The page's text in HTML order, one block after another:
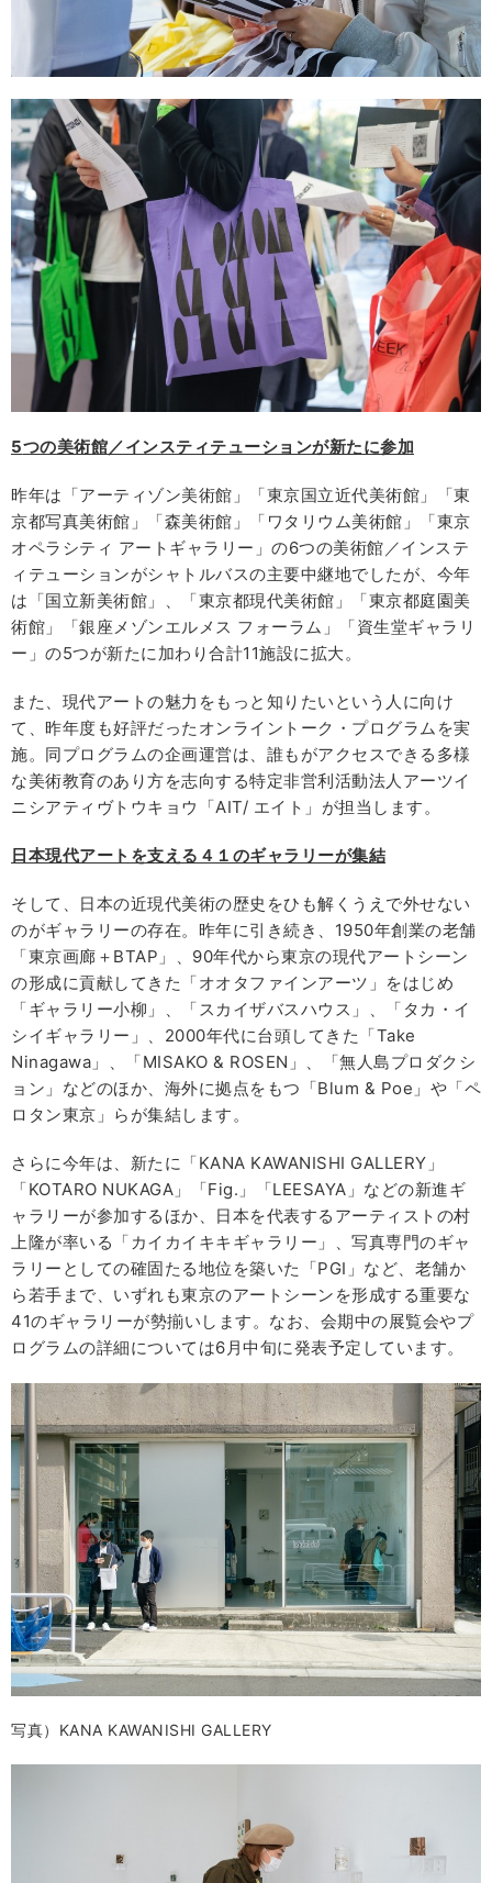
5つの美術館／インスティテューションが新たに参加
昨年は「アーティゾン美術館」「東京国立近代美術館」「東
京都写真美術館」「森美術館」「ワタリウム美術館」「東京
オペラシティ アートギャラリー」の6つの美術館／インステ
ィテューションがシャトルバスの主要中継地でしたが、今年
は「国立新美術館」、「東京都現代美術館」「東京都庭園美
術館」「銀座メゾンエルメス フォーラム」「資生堂ギャラリ
ー」の5つが新たに加わり合計11施設に拡大。
また、現代アートの魅力をもっと知りたいという人に向け
て、昨年度も好評だったオンライントーク・プログラムを実
施。同プログラムの企画運営は、誰もがアクセスできる多様
な美術教育のあり方を志向する特定非営利活動法人アーツイ
ニシアティヴトウキョウ「AIT/ エイト」が担当します。
日本現代アートを支える４１のギャラリーが集結
そして、日本の近現代美術の歴史をひも解くうえで外せない
のがギャラリーの存在。昨年に引き続き、1950年創業の老舗
「東京画廊＋BTAP」、90年代から東京の現代アートシーン
の形成に貢献してきた「オオタファインアーツ」をはじめ
「ギャラリー小柳」、「スカイザバスハウス」、「タカ・イ
シイギャラリー」、2000年代に台頭してきた「Take
Ninagawa」、「MISAKO & ROSEN」、「無人島プロダクシ
ョン」などのほか、海外に拠点をもつ「Blum & Poe」や「ペ
ロタン東京」らが集結します。
さらに今年は、新たに「KANA KAWANISHI GALLERY」
「KOTARO NUKAGA」「Fig.」「LEESAYA」などの新進ギ
ャラリーが参加するほか、日本を代表するアーティストの村
上隆が率いる「カイカイキキギャラリー」、写真専門のギャ
ラリーとしての確固たる地位を築いた「PGI」など、老舗か
ら若手まで、いずれも東京のアートシーンを形成する重要な
41のギャラリーが勢揃いします。なお、会期中の展覧会やプ
ログラムの詳細については6月中旬に発表予定しています。
写真）KANA KAWANISHI GALLERY